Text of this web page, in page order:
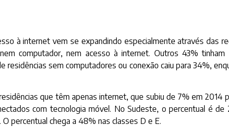
à internet vem se expandindo especialmente através das
computador, nem acesso à internet. Outros 43% tinham
residências sem computadores ou conexão caiu para 34%,
que têm apenas internet, que subiu de 7% em 2014
com tecnologia móvel. No Sudeste, o percentual é
percentual chega a 48% nas classes D e E.